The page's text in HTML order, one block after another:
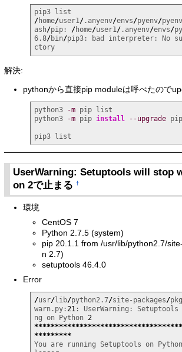
/home/user1/.anyenv/envs/pyenv/
ash/pip: /home/user1/.anyenv/envs/
6.8/bin/pip3: bad interpreter: No
ctory
解決:
pythonから直接pip moduleは呼べたので
python3 -m pip list
python3
-m pip install --upgrade pip
pip3 list
UserWarning: Setuptools will stop
on 2で止まる†
環境
CentOS 7
Python 2.7.5 (system)
pip 20.1.1 from /usr/lib/python2.7/
n 2.7)
setuptools 46.4.0
Error
/usr/lib/python2.7/site-packages/
warn.py: 21 : UserWarning:
ng on Python 2
*********
You are running Setuptools on Python